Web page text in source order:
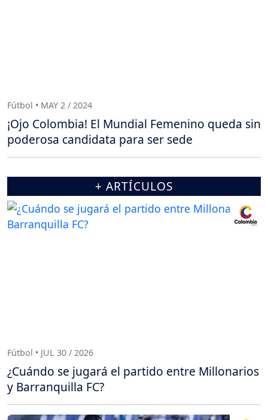
Fútbol • MAY 2 / 2024
¡Ojo Colombia! El Mundial Femenino queda sin
poderosa candidata para ser sede
+ ARTÍCULOS
Fútbol • JUL 30 / 2026
¿Cuándo se jugará el partido entre Millonarios
y Barranquilla FC?